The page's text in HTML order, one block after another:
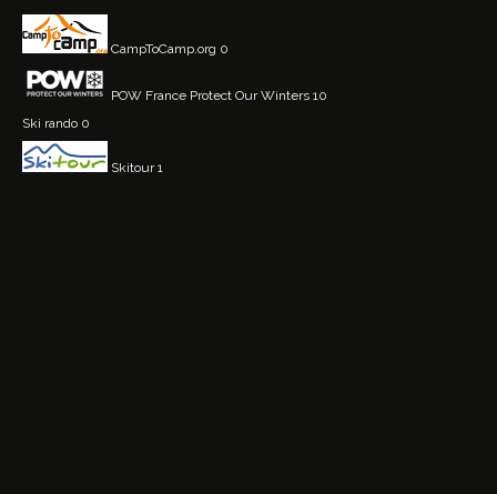
CampToCamp.org 0
POW France Protect Our Winters 10
Ski rando 0
Skitour1